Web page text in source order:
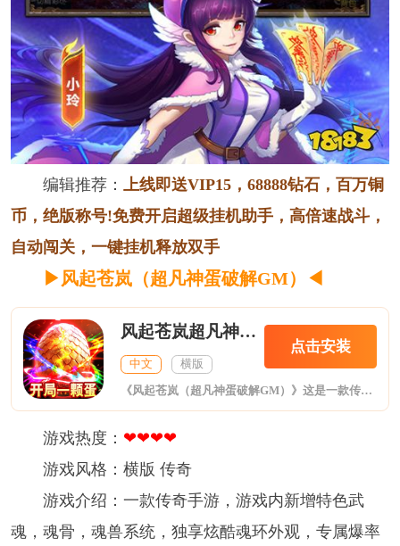
编辑推荐：
上线即送VIP15，68888钻石，百万铜
币，绝版称号!免费开启超级挂机助手，高倍速战斗，
自动闯关，一键挂机释放双手
▶风起苍岚（超凡神蛋破解GM） ◀
风起苍岚超凡神蛋破解GM
中文 横版
点击安装
《风起苍岚（超凡神蛋破解GM）》这是一款传奇手游，游戏内新增特色武魂，魂骨，魂兽系统，独享炫酷魂环外观，专属爆率顶级属性加成。既还原了传奇经典玩法又带来全新的游戏体验！战法道三位一体，集三职业技能于一身！道士试炼，萌新福利，GM破解等各种各样豪华活动等你来参与，战力疯狂飙升！PK打怪强化战斗体验，刀刀切割刀刀暴击，满地光柱！沙城争霸、跨服成战等玩法应有尽有；神龙降临，只有最强者才能拥有。
游戏热度： ❤❤❤❤
游戏风格：横版 传奇
游戏介绍：一款传奇手游，游戏内新增特色武
魂，魂骨，魂兽系统，独享炫酷魂环外观，专属爆率